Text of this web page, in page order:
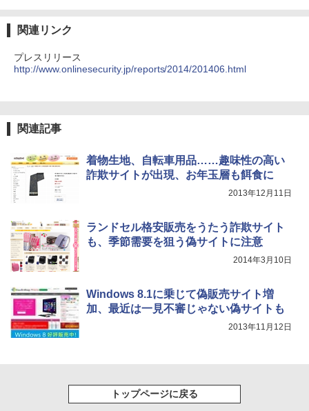
関連リンク
プレスリリース
http://www.onlinesecurity.jp/reports/2014/201406.html
関連記事
着物生地、自転車用品……趣味性の高い
詐欺サイトが出現、お年玉層も餌食に
2013年12月11日
ランドセル格安販売をうたう詐欺サイト
も、季節需要を狙う偽サイトに注意
2014年3月10日
Windows 8.1に乗じて偽販売サイト増
加、最近は一見不審じゃない偽サイトも
2013年11月12日
トップページに戻る